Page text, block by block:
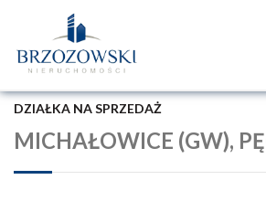
MICHAŁOWICE (GW),
DZIAŁKA NA SPRZEDAŻ